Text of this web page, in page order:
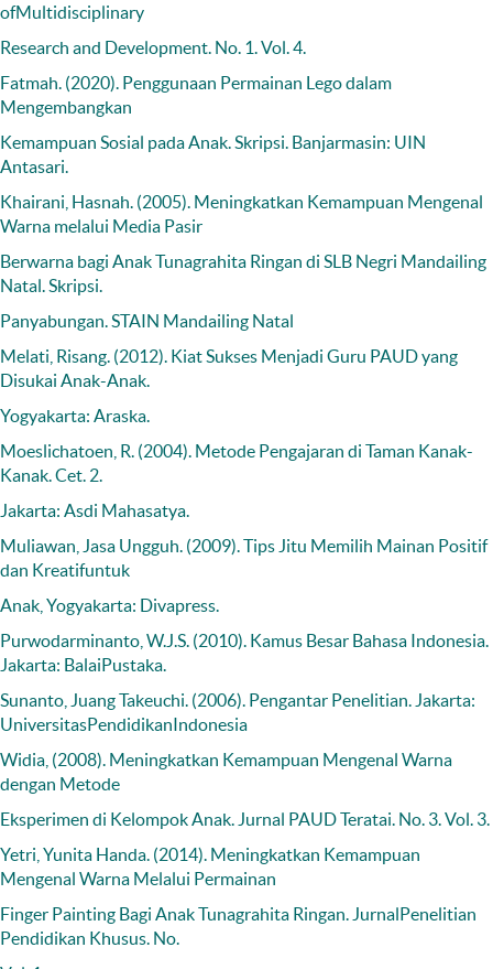
ofMultidisciplinary
Research and Development. No. 1. Vol. 4.
Fatmah. (2020). Penggunaan Permainan Lego dalam
Mengembangkan
Kemampuan Sosial pada Anak. Skripsi. Banjarmasin: UIN
Antasari.
Khairani, Hasnah. (2005). Meningkatkan Kemampuan Mengenal
Warna melalui Media Pasir
Berwarna bagi Anak Tunagrahita Ringan di SLB Negri Mandailing
Natal. Skripsi.
Panyabungan. STAIN Mandailing Natal
Melati, Risang. (2012). Kiat Sukses Menjadi Guru PAUD yang
Disukai Anak-Anak.
Yogyakarta: Araska.
Moeslichatoen, R. (2004). Metode Pengajaran di Taman Kanak-
Kanak. Cet. 2.
Jakarta: Asdi Mahasatya.
Muliawan, Jasa Ungguh. (2009). Tips Jitu Memilih Mainan Positif
dan Kreatifuntuk
Anak, Yogyakarta: Divapress.
Purwodarminanto, W.J.S. (2010). Kamus Besar Bahasa Indonesia.
Jakarta: BalaiPustaka.
Sunanto, Juang Takeuchi. (2006). Pengantar Penelitian. Jakarta:
UniversitasPendidikanIndonesia
Widia, (2008). Meningkatkan Kemampuan Mengenal Warna
dengan Metode
Eksperimen di Kelompok Anak. Jurnal PAUD Teratai. No. 3. Vol. 3.
Yetri, Yunita Handa. (2014). Meningkatkan Kemampuan
Mengenal Warna Melalui Permainan
Finger Painting Bagi Anak Tunagrahita Ringan. JurnalPenelitian
Pendidikan Khusus. No.